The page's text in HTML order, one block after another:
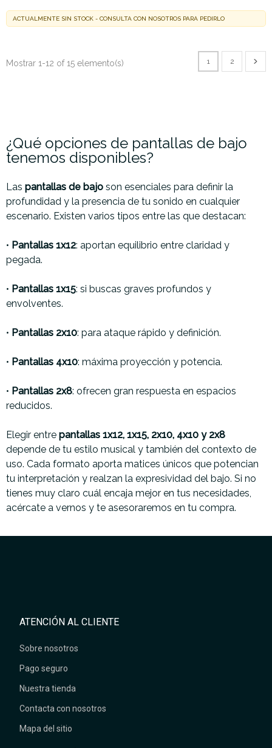
ACTUALMENTE SIN STOCK - CONSULTA CON NOSOTROS PARA PEDIRLO
Mostrar 1-12 of 15 elemento(s) 1 2
¿Qué opciones de pantallas de bajo
tenemos disponibles?
Las pantallas de bajo son esenciales para definir la
profundidad y la presencia de tu sonido en cualquier
escenario. Existen varios tipos entre las que destacan:
• Pantallas 1x12: aportan equilibrio entre claridad y
pegada.
• Pantallas 1x15: si buscas graves profundos y
envolventes.
• Pantallas 2x10: para ataque rápido y definición.
• Pantallas 4x10: máxima proyección y potencia.
• Pantallas 2x8: ofrecen gran respuesta en espacios
reducidos.
Elegir entre pantallas 1x12, 1x15, 2x10, 4x10 y 2x8
depende de tu estilo musical y también del contexto de
uso. Cada formato aporta matices únicos que potencian
tu interpretación y realzan la expresividad del bajo. Si no
tienes muy claro cuál encaja mejor en tus necesidades,
acércate a vernos y te asesoraremos en tu compra.
ATENCIÓN AL CLIENTE
Sobre nosotros
Pago seguro
Nuestra tienda
Contacta con nosotros
Mapa del sitio